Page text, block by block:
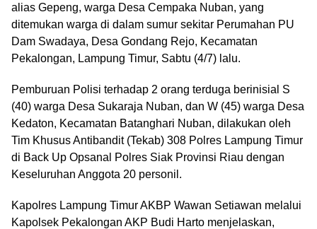
alias Gepeng, warga Desa Cempaka Nuban, yang
ditemukan warga di dalam sumur sekitar Perumahan PU
Dam Swadaya, Desa Gondang Rejo, Kecamatan
Pekalongan, Lampung Timur, Sabtu (4/7) lalu.
Pemburuan Polisi terhadap 2 orang terduga berinisial S
(40) warga Desa Sukaraja Nuban, dan W (45) warga Desa
Kedaton, Kecamatan Batanghari Nuban, dilakukan oleh
Tim Khusus Antibandit (Tekab) 308 Polres Lampung Timur
di Back Up Opsanal Polres Siak Provinsi Riau dengan
Keseluruhan Anggota 20 personil.
Kapolres Lampung Timur AKBP Wawan Setiawan melalui
Kapolsek Pekalongan AKP Budi Harto menjelaskan,